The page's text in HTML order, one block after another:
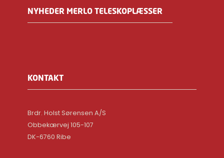
NYHEDER MERLO TELESKOPLÆSSER
KONTAKT
Brdr. Holst Sørensen A/S
Obbekærvej 105-107
DK-6760 Ribe